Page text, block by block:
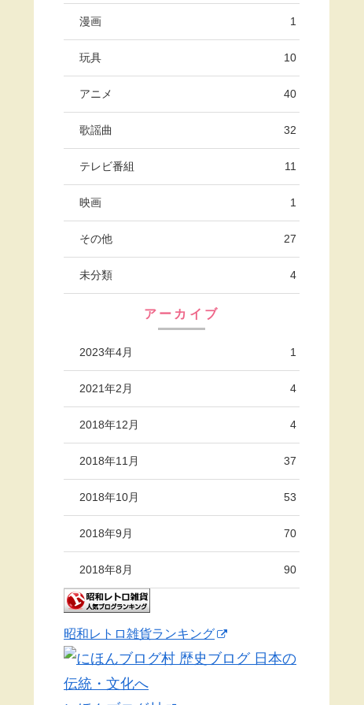
漫画 1
玩具 10
アニメ 40
歌謡曲 32
テレビ番組 11
映画 1
その他 27
未分類 4
アーカイブ
2023年4月 1
2021年2月 4
2018年12月 4
2018年11月 37
2018年10月 53
2018年9月 70
2018年8月 90
昭和レトロ雑貨ランキング